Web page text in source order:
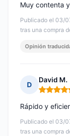
Publicado el 03/
tras una compra
Muy contenta
Opinión
D
David M.
Nota: 5
Publicado el 03/
tras una compra
Rápido y